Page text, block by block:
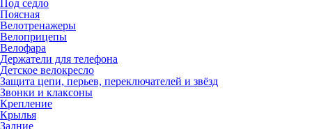
Под седло
Поясная
Велотренажеры
Велоприцепы
Велофара
Держатели для телефона
Детское велокресло
Защита цепи, перьев, переключателей и звёзд
Звонки и клаксоны
Крепление
Крылья
Задние